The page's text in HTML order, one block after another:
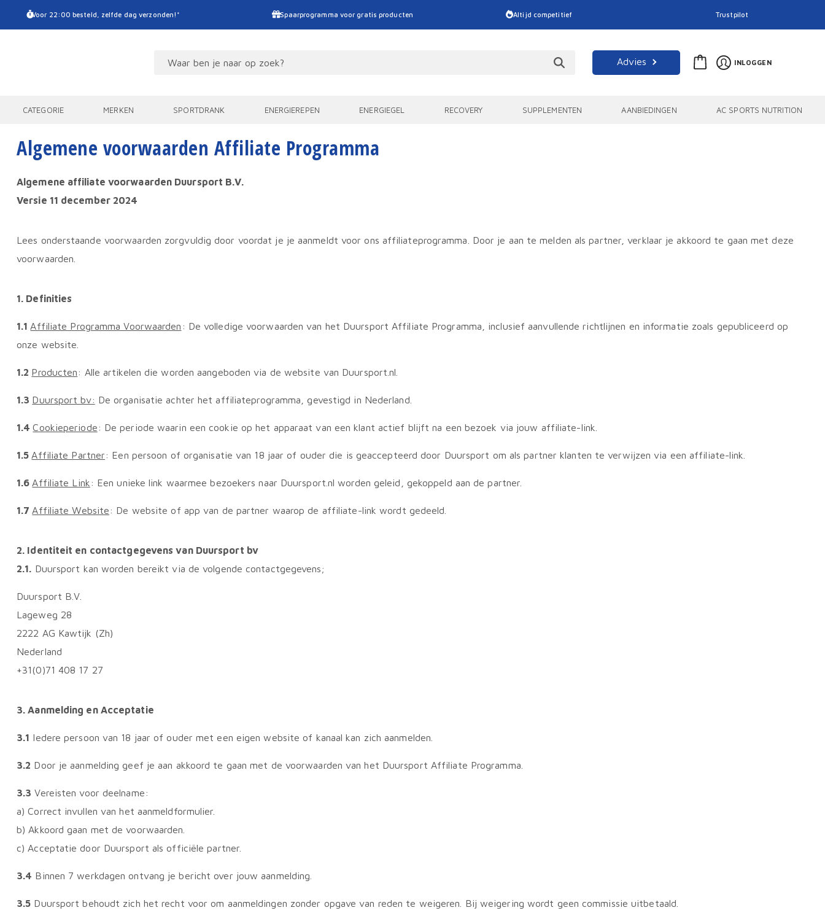
Voor 22:00 besteld, zelfde dag verzonden!* Spaarprogramma voor gratis producten Altijd competitief Trustpilot
Advies INLOGGEN
CATEGORIE MERKEN SPORTDRANK ENERGIEREPEN ENERGIEGEL RECOVERY SUPPLEMENTEN AANBIEDINGEN AC SPORTS NUTRITION
Algemene voorwaarden Affiliate Programma
Algemene affiliate voorwaarden Duursport B.V.
Versie 11 december 2024
Lees onderstaande voorwaarden zorgvuldig door voordat je je aanmeldt voor ons affiliateprogramma. Door je aan te melden als partner, verklaar je akkoord te gaan met deze
voorwaarden.
1. Definities
1.1 Affiliate Programma Voorwaarden : De volledige voorwaarden van het Duursport Affiliate Programma, inclusief aanvullende richtlijnen en informatie zoals gepubliceerd op
onze website.
1.2 Producten: Alle artikelen die worden aangeboden via de website van Duursport.nl.
1.3 Duursport bv: De organisatie achter het affiliateprogramma, gevestigd in Nederland.
1.4Cookieperiode: De periode waarin een cookie op het apparaat van een klant actief blijft na een bezoek via jouw affiliate-link.
1.5 Affiliate Partner: Een persoon of organisatie van 18 jaar of ouder die is geaccepteerd door Duursport om als partner klanten te verwijzen via een affiliate-link.
1.6 Affiliate Link: Een unieke link waarmee bezoekers naar Duursport.nl worden geleid, gekoppeld aan de partner.
1.7 Affiliate Website: De website of app van de partner waarop de affiliate-link wordt gedeeld.
2. Identiteit en contactgegevens van Duursport bv
2.1. Duursport kan worden bereikt via de volgende contactgegevens;
Duursport B.V.
Lageweg 28
2222 AG Kawtijk (Zh)
Nederland
+31(0)71 408 17 27
3.Aanmelding en Acceptatie
3.1 Iedere persoon van 18 jaar of ouder met een eigen website of kanaal kan zich aanmelden.
3.2 Door je aanmelding geef je aan akkoord te gaan met de voorwaarden van het Duursport Affiliate Programma.
3.3 Vereisten voor deelname:
a) Correct invullen van het aanmeldformulier.
b) Akkoord gaan met de voorwaarden.
c) Acceptatie door Duursport als officiële partner.
3.4 Binnen 7 werkdagen ontvang je bericht over jouw aanmelding.
3.5 Duursport behoudt zich het recht voor om aanmeldingen zonder opgave van reden te weigeren. Bij weigering wordt geen commissie uitbetaald.